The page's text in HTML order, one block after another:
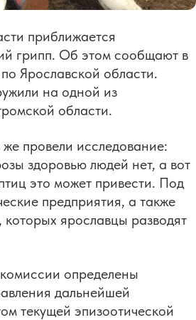
приближается
грипп. Об этом сообщают в
Ярославской области.
на одной из
области.
провели исследование:
здоровью людей нет, а вот
это может привести. Под
предприятия, а также
которых ярославцы разводят
определены
дальнейшей
текущей эпизоотической